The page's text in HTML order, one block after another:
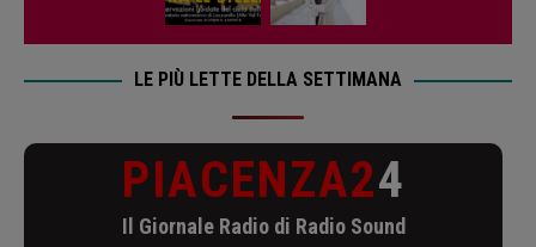
LE PIÙ LETTE DELLA SETTIMANA
PIACENZA24
Il Giornale Radio di Radio Sound